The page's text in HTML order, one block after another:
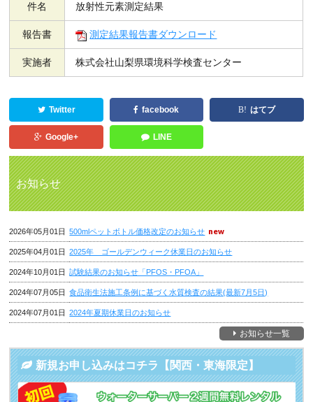
件名 放射性元素測定結果
報告書 測定結果報告書ダウンロード
実施者 株式会社山梨県環境科学検査センター
Twitter facebook はてブ
Google+ LINE
お知らせ
2026年05月01日 500mlペットボトル価格改定のお知らせ
2025年04月01日 2025年 ゴールデンウィーク休業日のお知らせ
2024年10月01日 試験結果のお知らせ「PFOS・PFOA」
2024年07月05日 食品衛生法施工条例に基づく水質検査の結果(最新7月5日)
2024年07月01日 2024年夏期休業日のお知らせ
お知らせ一覧
新規お申し込みはコチラ【関西・東海限定】